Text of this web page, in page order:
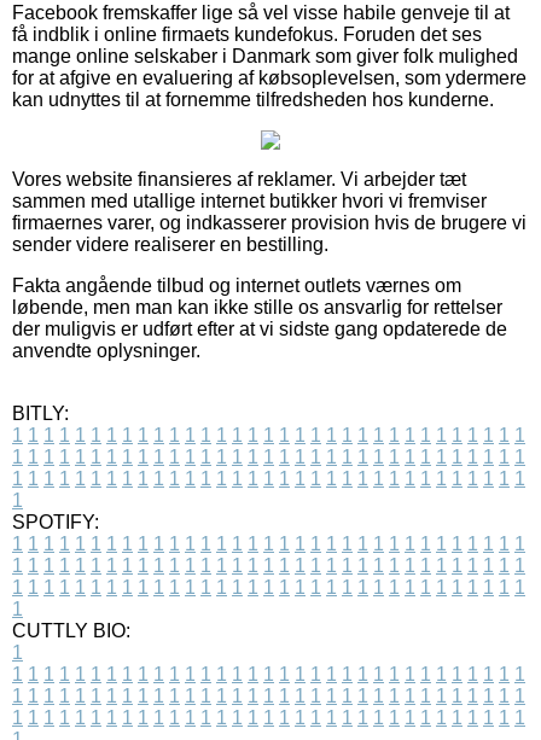
Facebook fremskaffer lige så vel visse habile genveje til at
få indblik i online firmaets kundefokus. Foruden det ses
mange online selskaber i Danmark som giver folk mulighed
for at afgive en evaluering af købsoplevelsen, som ydermere
kan udnyttes til at fornemme tilfredsheden hos kunderne.
Vores website finansieres af reklamer. Vi arbejder tæt
sammen med utallige internet butikker hvori vi fremviser
firmaernes varer, og indkasserer provision hvis de brugere vi
sender videre realiserer en bestilling.
Fakta angående tilbud og internet outlets værnes om
løbende, men man kan ikke stille os ansvarlig for rettelser
der muligvis er udført efter at vi sidste gang opdaterede de
anvendte oplysninger.
BITLY:
1 1 1 1 1 1 1 1 1 1 1 1 1 1 1 1 1 1 1 1 1 1 1 1 1 1 1 1 1 1 1 1 1
1 1 1 1 1 1 1 1 1 1 1 1 1 1 1 1 1 1 1 1 1 1 1 1 1 1 1 1 1 1 1 1 1
1 1 1 1 1 1 1 1 1 1 1 1 1 1 1 1 1 1 1 1 1 1 1 1 1 1 1 1 1 1 1 1 1
1
SPOTIFY:
1 1 1 1 1 1 1 1 1 1 1 1 1 1 1 1 1 1 1 1 1 1 1 1 1 1 1 1 1 1 1 1 1
1 1 1 1 1 1 1 1 1 1 1 1 1 1 1 1 1 1 1 1 1 1 1 1 1 1 1 1 1 1 1 1 1
1 1 1 1 1 1 1 1 1 1 1 1 1 1 1 1 1 1 1 1 1 1 1 1 1 1 1 1 1 1 1 1 1
1
CUTTLY BIO:
1
1 1 1 1 1 1 1 1 1 1 1 1 1 1 1 1 1 1 1 1 1 1 1 1 1 1 1 1 1 1 1 1 1
1 1 1 1 1 1 1 1 1 1 1 1 1 1 1 1 1 1 1 1 1 1 1 1 1 1 1 1 1 1 1 1 1
1 1 1 1 1 1 1 1 1 1 1 1 1 1 1 1 1 1 1 1 1 1 1 1 1 1 1 1 1 1 1 1 1